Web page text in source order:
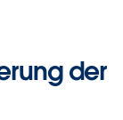
der